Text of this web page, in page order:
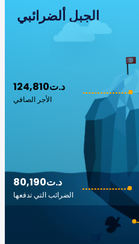
الجبل ألضرائبي
124,810د.ت
الأجر الصافي
80,190د.ت
الضرائب التي تدفعها